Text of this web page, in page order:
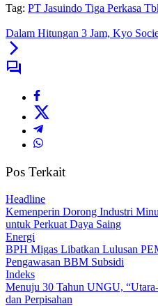
Tag: PT Jasuindo Tiga Perkasa
Dalam Hitungan 3 Jam, Kyo
Pos Terkait
Headline
Kemenperin Dorong Industri
untuk Perkuat Daya Saing
Energi
BPH Migas Libatkan Lulusan
Pengawasan BBM Subsidi
Indeks
Menuju 30 Tahun UNGU,
dan Perpisahan